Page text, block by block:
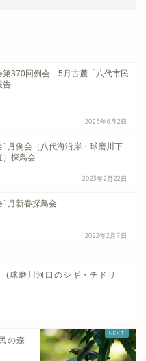
第370回例会 5月古麓「八代市民
告
2025年6月2日
1月例会（八代海沿岸・球磨川下
）探鳥会
2023年2月22日
1月新春探鳥会
2022年2月7日
球磨川河口のシギ・チドリ
の森